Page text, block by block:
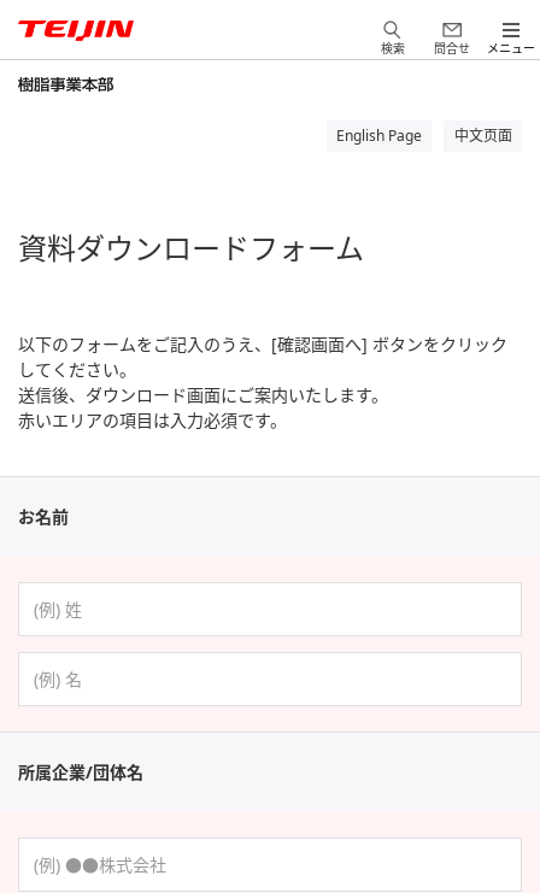
検索 問合せ メニュー
English Page 中文页面
資料ダウンロードフォーム
以下のフォームをご記入のうえ、[確認画面へ] ボタンをクリック
してください。
送信後、ダウンロード画面にご案内いたします。
赤いエリアの項目は入力必須です。
お名前
所属企業/団体名